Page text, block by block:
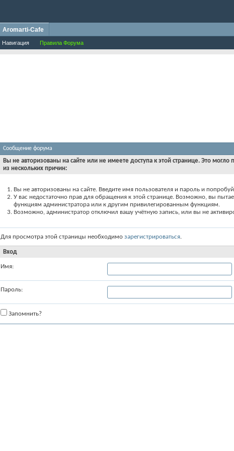
Навигация Правила Форума
Aromarti-Cafe
Сообщение форума
Вы не авторизованы на сайте или не имеете доступа к этой странице. Это могло
из нескольких причин:
Вы не авторизованы на сайте. Введите имя пользователя и пароль и
У вас недостаточно прав для обращения к этой странице. Возможно, вы
функциям администратора или к другим привилегированным функциям.
Возможно, администратор отключил вашу учётную запись, или вы не
Для просмотра этой страницы необходимо зарегистрироваться.
Вход
Имя:
Пароль:
Запомнить?